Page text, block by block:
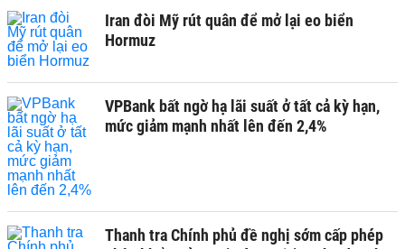
Iran đòi Mỹ rút quân để mở lại eo biển
Hormuz
VPBank bất ngờ hạ lãi suất ở tất cả kỳ hạn,
mức giảm mạnh nhất lên đến 2,4%
Thanh tra Chính phủ đề nghị sớm cấp phép